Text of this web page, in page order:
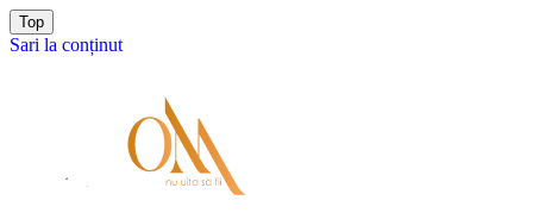
Top
Sari la conținut